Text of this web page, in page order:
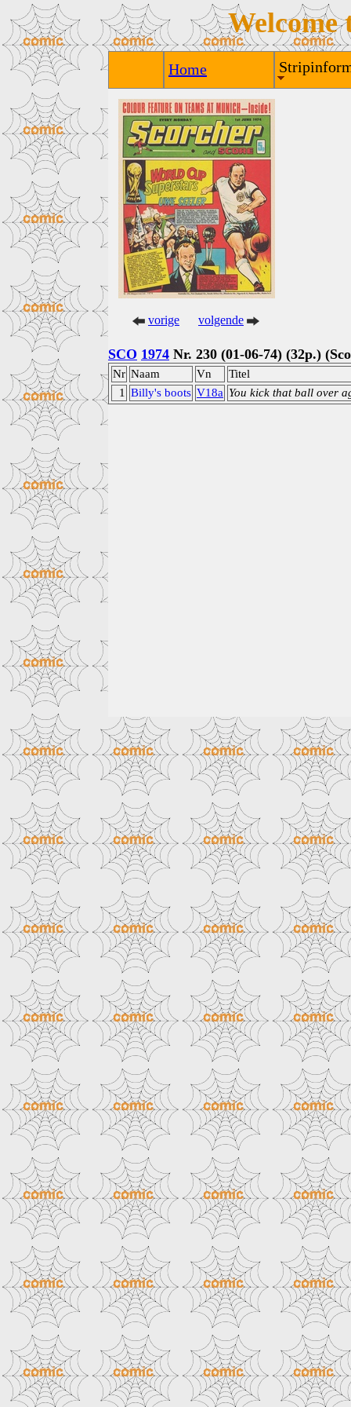
Welcome
Home
vorige volgende
SCO 1974 Nr. 230 (01-06-74) (32p.)
Nr Naam Vn
Titel
1
Billy's boots V18a You kick that ball over